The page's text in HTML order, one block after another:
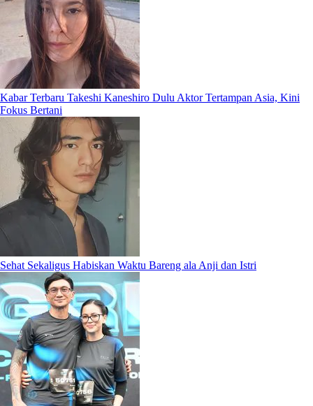
Kabar Terbaru Takeshi Kaneshiro Dulu Aktor Tertampan Asia, Kini
Fokus Bertani
Sehat Sekaligus Habiskan Waktu Bareng ala Anji dan Istri